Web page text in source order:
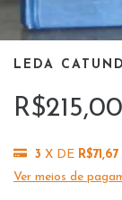
LEDA
R$215,00
3 X DE R$71,67
Ver meios de